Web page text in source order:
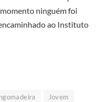
ninguém foi
ao Instituto
Jovem